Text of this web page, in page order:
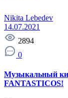
Nikita Lebedev
14.07.2021
2894
0
Музыкальный
FANTASTICOS!